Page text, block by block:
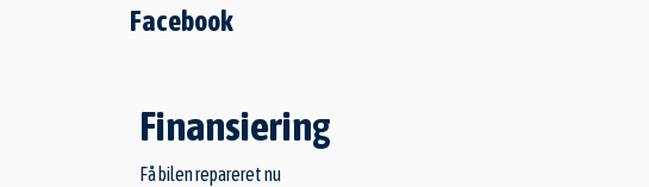
Facebook
Finansiering
Få bilen repareret nu